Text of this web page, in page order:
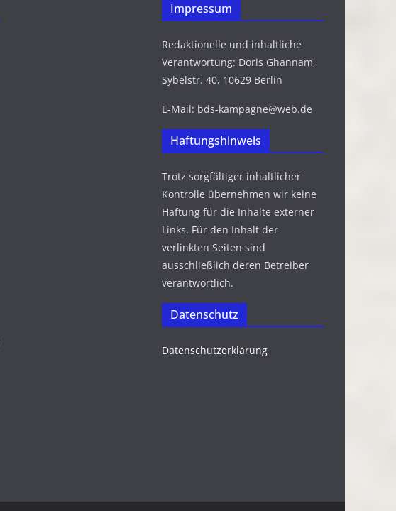
Impressum
Redaktionelle und inhaltliche
Verantwortung: Doris Ghannam,
Sybelstr. 40, 10629 Berlin
E-Mail: bds-kampagne@web.de
Haftungshinweis
Trotz sorgfältiger inhaltlicher
Kontrolle übernehmen wir keine
Haftung für die Inhalte externer
Links. Für den Inhalt der
verlinkten Seiten sind
ausschließlich deren Betreiber
verantwortlich.
Datenschutz
Datenschutzerklärung